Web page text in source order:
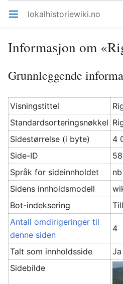
Åpne hovedmenyen lokalhistoriewiki.no
Informasjon om
Grunnleggende
Visningstittel
Standardsorteringsnøkkel
Sidestørrelse (i byte)
4
Side-ID
Språk for sideinnholdet
Sidens innholdsmodell
Bot-indeksering
Antall omdirigeringer til
denne siden
4
Talt som innholdsside
Ja
Sidebilde